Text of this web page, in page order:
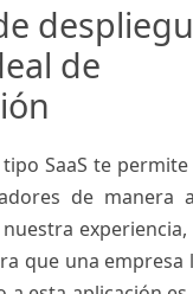
de
SaaS te
de manera
que una empresa